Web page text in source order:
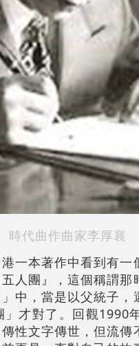
時代曲作曲家李厚襄
一本著作中看到有
人團』，這個稱謂
中，當是以父統子
才對了。回觀1990
性文字傳世，但流